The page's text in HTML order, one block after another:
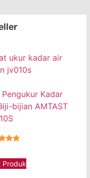
Kadar
bijian AMTAST
Produk